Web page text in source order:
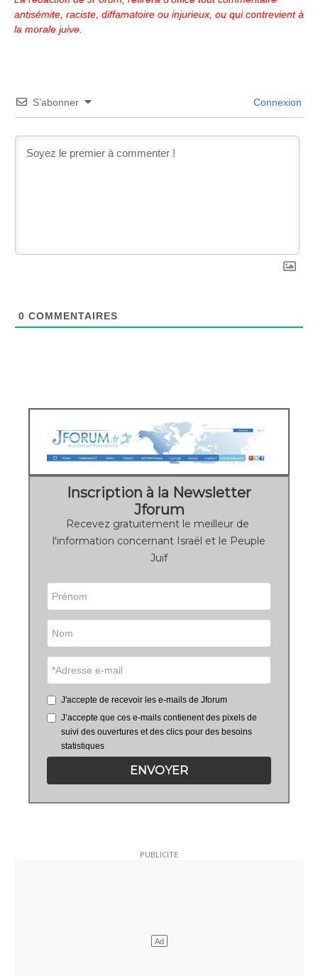
antisémite, raciste, diffamatoire ou injurieux, ou qui contrevient à
la morale juive.
S’abonner Connexion
0 COMMENTAIRES
Inscription à la Newsletter
Jforum
Recevez gratuitement le meilleur de
l'information concernant Israël et le Peuple
Juif
J'accepte de recevoir les e-mails de Jforum
J’accepte que ces e-mails contienent des pixels de
suivi des ouvertures et des clics pour des besoins
statistiques
ENVOYER